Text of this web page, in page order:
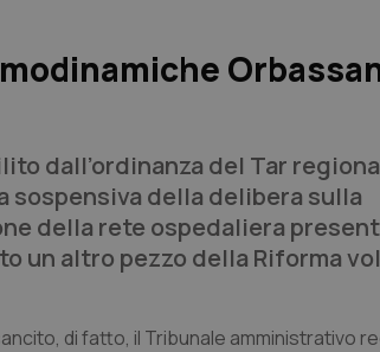
dall’ordinanza del Tar
sospensiva della delibera sulla
della rete ospedaliera
un altro pezzo della Riforma
di fatto, il Tribunale amministrativo